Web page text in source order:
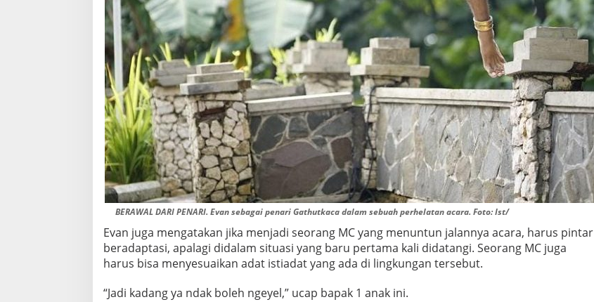
BERAWAL DARI PENARI. Evan sebagai penari Gathutkaca dalam sebuah perhelatan acara. Foto: Ist/
Evan juga mengatakan jika menjadi seorang MC yang menuntun jalannya acara, harus pintar
beradaptasi, apalagi didalam situasi yang baru pertama kali didatangi. Seorang MC juga
harus bisa menyesuaikan adat istiadat yang ada di lingkungan tersebut.
“Jadi kadang ya ndak boleh ngeyel,” ucap bapak 1 anak ini.